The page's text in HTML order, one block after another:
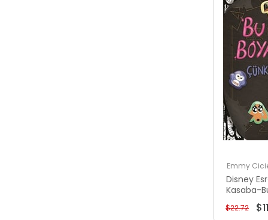
Emmy
Disney
Kasaba-
Lanetli!
$22.72